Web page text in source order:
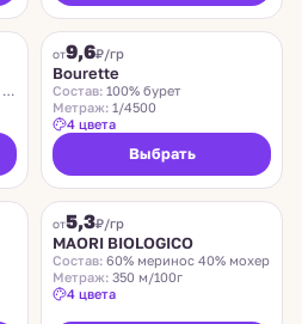
Хит
от9,6₽/гр
Bourette
Состав: 100% бурет
Метраж: 1/4500
4 цвета
Выбрать
от5,3₽/гр
MAORI BIOLOGICO
Состав: 60% меринос 40% мохер
Метраж: 350 м/100г
4 цвета